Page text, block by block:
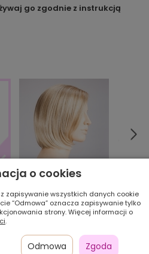
go zgodnie z instrukcją
o cookies
zapisywanie wszystkich danych cookie
“Odmowa” oznacza zapisywanie tylko
strony. Więcej informacji o
.
Odmowa Zgoda